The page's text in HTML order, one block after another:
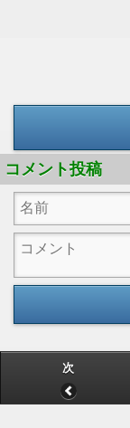
コメント投稿
次